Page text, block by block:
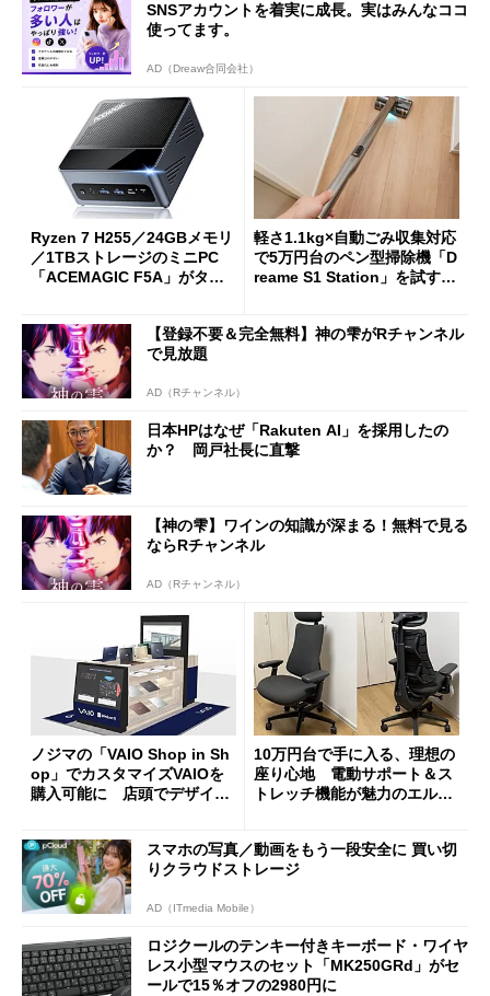
SNSアカウントを着実に成長。実はみんなココ
使ってます。
AD（Dreaw合同会社）
Ryzen 7 H255／24GBメモリ
／1TBストレージのミニPC
「ACEMAGIC F5A」がタイ
軽さ1.1kg×自動ごみ収集対応
で5万円台のペン型掃除機「D
reame S1 Station」を試す
【登録不要＆完全無料】神の雫がRチャンネル
で見放題
AD（Rチャンネル）
日本HPはなぜ「Rakuten AI」を採用したの
か？ 岡戸社長に直撃
【神の雫】ワインの知識が深まる！無料で見る
ならRチャンネル
AD（Rチャンネル）
ノジマの「VAIO Shop in Sh
op」でカスタマイズVAIOを
購入可能に 店頭でデザイン
10万円台で手に入る、理想の
座り心地 電動サポート＆ス
トレッチ機能が魅力のエルゴ
スマホの写真／動画をもう一段安全に 買い切
りクラウドストレージ
AD（ITmedia Mobile）
ロジクールのテンキー付きキーボード・ワイヤ
レス小型マウスのセット「MK250GRd」がセ
ールで15％オフの2980円に